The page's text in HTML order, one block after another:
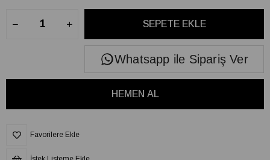
Whatsapp ile Sipariş Ver
Favorilere Ekle